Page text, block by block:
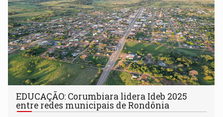
EDUCAÇÃO: Corumbiara lidera Ideb 2025
entre redes municipais de Rondônia